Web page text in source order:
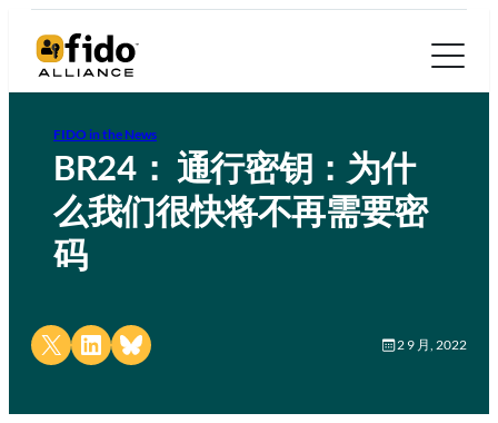
FIDO in the News
BR24： 通行密钥：为什
么我们很快将不再需要密
码
Share on X Share on LinkedIn
Share on Bluesky 2 9 月, 2022